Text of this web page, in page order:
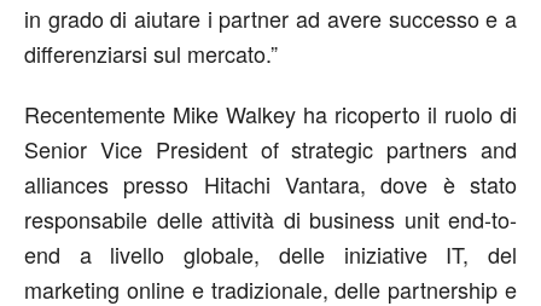
in grado di aiutare i partner ad avere successo e a
differenziarsi sul mercato.”
Recentemente Mike Walkey ha ricoperto il ruolo di
Senior Vice President of strategic partners and
alliances presso Hitachi Vantara, dove è stato
responsabile delle attività di business unit end-to-
end a livello globale, delle iniziative IT, del
marketing online e tradizionale, delle partnership e